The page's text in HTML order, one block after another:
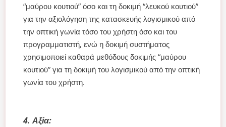
“μαύρου κουτιού” όσο και τη δοκιμή “λευκού κουτιού”
για την αξιολόγηση της κατασκευής λογισμικού από
την οπτική γωνία τόσο του χρήστη όσο και του
προγραμματιστή, ενώ η δοκιμή συστήματος
χρησιμοποιεί καθαρά μεθόδους δοκιμής “μαύρου
κουτιού” για τη δοκιμή του λογισμικού από την οπτική
γωνία του χρήστη.
4. Αξία: